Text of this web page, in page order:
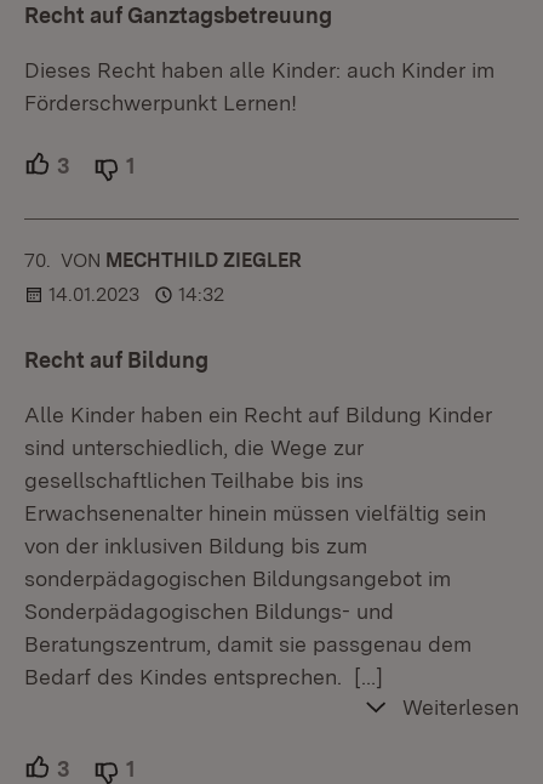
Recht auf Ganztagsbetreuung
Dieses Recht haben alle Kinder: auch Kinder im
Förderschwerpunkt Lernen!
3 Unterstützer.
1
70. KOMMENTAR
VON :MECHTHILD ZIEGLER
14.01.2023
14:32
Recht auf Bildung
Alle Kinder haben ein Recht auf Bildung Kinder
sind unterschiedlich, die Wege zur
gesellschaftlichen Teilhabe bis ins
Erwachsenenalter hinein müssen vielfältig sein
von der inklusiven Bildung bis zum
sonderpädagogischen Bildungsangebot im
Sonderpädagogischen Bildungs- und
Beratungszentrum, damit sie passgenau dem
Bedarf des Kindes entsprechen.
[…]
Weiterlesen
3 Unterstützer.
1